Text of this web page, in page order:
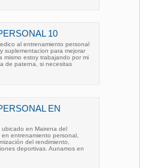
10
al entrenamiento personal
suplementacion para mejorar
mismo estoy trabajando por mi
de paterna, si necesitas
EN
en Mairena del
entrenamiento personal,
del rendimiento,
deportivas. Aunamos en